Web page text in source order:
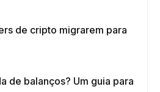
de cripto migrarem para
de balanços? Um guia para